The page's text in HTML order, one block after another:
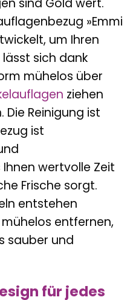
sind Gold wert.
»Emmi
um Ihren
lässt sich dank
mühelos über
ziehen
Reinigung ist
ist
wertvolle Zeit
Frische sorgt.
entstehen
entfernen,
sauber und
für jedes